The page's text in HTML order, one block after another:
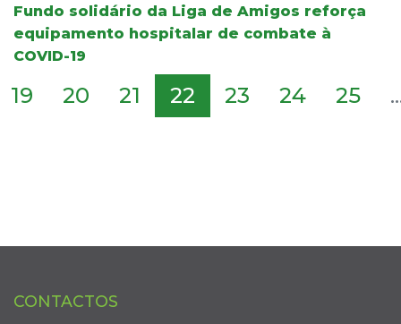
Fundo solidário da Liga de Amigos reforça
equipamento hospitalar de combate à
COVID-19
19 20 21 22 23 24 25
CONTACTOS